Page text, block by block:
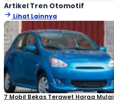
Artikel Tren Otomotif
Lihat Lainnya
7 Mobil Bekas Terawet Harga Mulai